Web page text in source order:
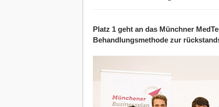
Platz 1 geht an das Münchner
Behandlungsmethode zur